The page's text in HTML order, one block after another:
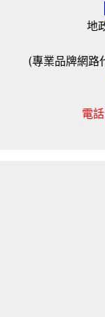
地
(專業品牌網路
電